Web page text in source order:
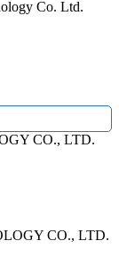
CO., LTD.